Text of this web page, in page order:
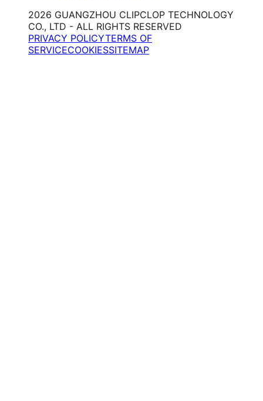
2026 GUANGZHOU CLIPCLOP TECHNOLOGY
CO., LTD - ALL RIGHTS RESERVED
PRIVACY POLICYTERMS OF
SERVICECOOKIESSITEMAP